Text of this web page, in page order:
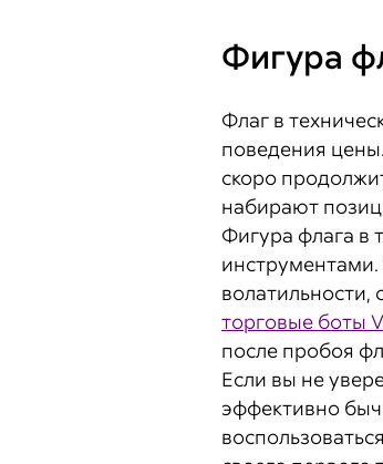
Фигура
Флаг в
поведения
скоро
набирают
Фигура флага в
волатильности,
торговые боты
после пробоя
Если вы не
эффективно
воспользоваться